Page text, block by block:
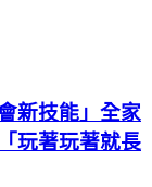
新技能」全家
玩著玩著就長